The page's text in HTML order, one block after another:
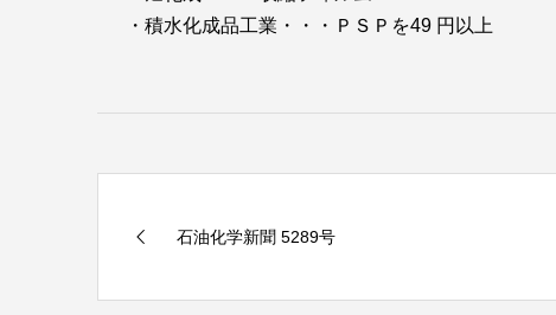
・積水化成品工業・・・ＰＳＰを49 円以上
石油化学新聞 5289号